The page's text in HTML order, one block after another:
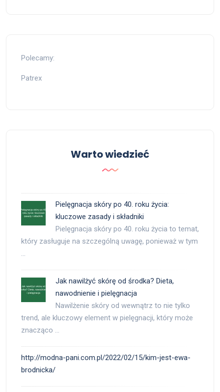
Polecamy:
Patrex
Warto wiedzieć
Pielęgnacja skóry po 40. roku życia:
kluczowe zasady i składniki
Pielęgnacja skóry po 40. roku życia to temat,
który zasługuje na szczególną uwagę, ponieważ w tym
…
Jak nawilżyć skórę od środka? Dieta,
nawodnienie i pielęgnacja
Nawilżenie skóry od wewnątrz to nie tylko
trend, ale kluczowy element w pielęgnacji, który może
znacząco …
http://modna-pani.com.pl/2022/02/15/kim-jest-ewa-
brodnicka/